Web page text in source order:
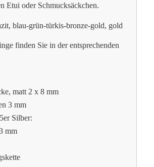
Etui oder Schmucksäckchen.
blau-grün-türkis-bronze-gold, gold
finden Sie in der entsprechenden
matt 2 x 8 mm
3 mm
Silber:
mm